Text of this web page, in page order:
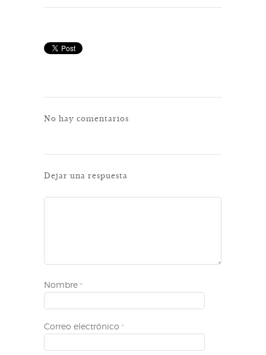
No hay comentarios
Dejar una respuesta
Nombre *
Correo electrónico *